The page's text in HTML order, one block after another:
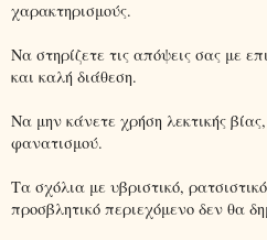
χαρακτηρισμούς.
Να στηρίζετε τις απόψεις σας με
και καλή διάθεση.
Να μην κάνετε χρήση λεκτικής
φανατισμού.
Τα σχόλια με υβριστικό,
προσβλητικό περιεχόμενο δεν θα